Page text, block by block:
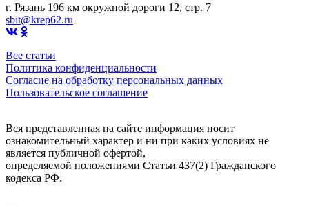
г. Рязань 196 км окружной дороги 12, стр. 7
sbit@krep62.ru
Все статьи
Политика конфиденциальности
Согласие на обработку персональных данных
Пользовательское соглашение
Вся представленная на сайте информация носит
ознакомительный характер и ни при каких условиях не
является публичной офертой,
определяемой положениями Статьи 437(2) Гражданского
кодекса РФ.